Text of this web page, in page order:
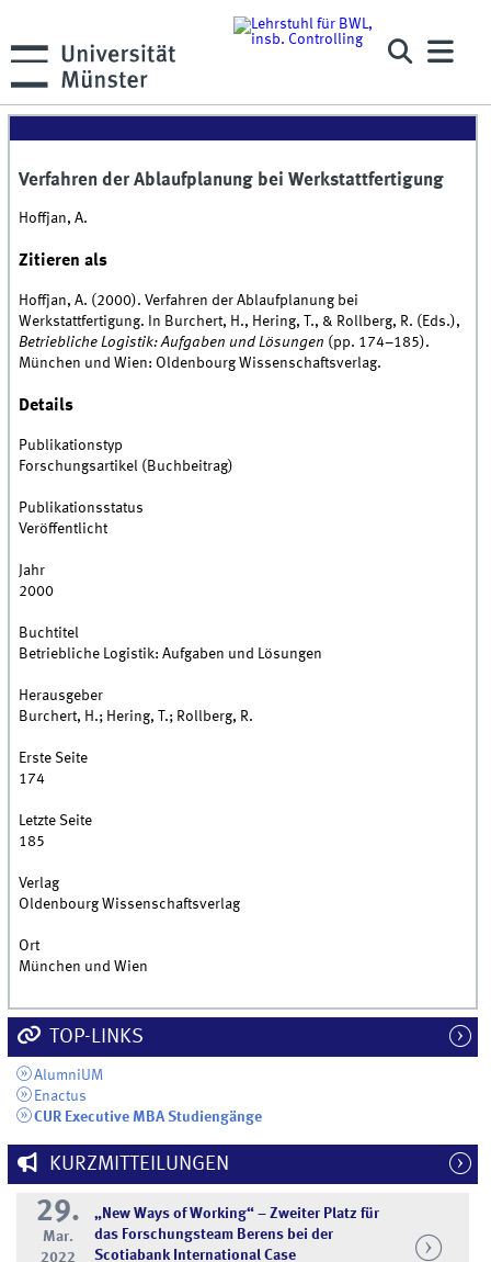
Verfahren der Ablaufplanung bei Werkstattfertigung
Hoffjan, A.
Zitieren als
Hoffjan, A. (2000). Verfahren der Ablaufplanung bei
Werkstattfertigung. In Burchert, H., Hering, T., & Rollberg, R. (Eds.),
Betriebliche Logistik: Aufgaben und Lösungen (pp. 174–185).
München und Wien: Oldenbourg Wissenschaftsverlag.
Details
Publikationstyp
Forschungsartikel (Buchbeitrag)
Publikationsstatus
Veröffentlicht
Jahr
2000
Buchtitel
Betriebliche Logistik: Aufgaben und Lösungen
Herausgeber
Burchert, H.; Hering, T.; Rollberg, R.
Erste Seite
174
Letzte Seite
185
Verlag
Oldenbourg Wissenschaftsverlag
Ort
München und Wien
TOP-LINKS
AlumniUM
Enactus
CUR Executive MBA Studiengänge
KURZMITTEILUNGEN
29.
Mar.
2022
„New Ways of Working“ – Zweiter Platz für
das Forschungsteam Berens bei der
Scotiabank International Case